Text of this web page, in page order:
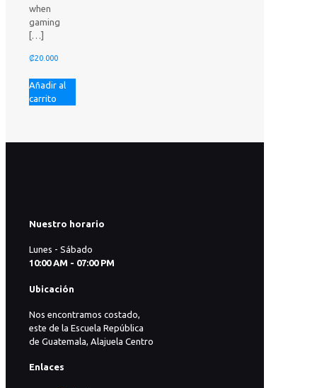
when
gaming
[…]
₡20.000
Añadir al
carrito
Nuestro horario
Lunes - Sábado
10:00 AM - 07:00 PM
Ubicación
Nos encontramos costado,
este de la Escuela República
de Guatemala, Alajuela Centro
Enlaces